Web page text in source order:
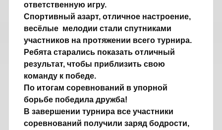
ответственную игру.
Спортивный азарт, отличное настроение,
весёлые мелодии стали спутниками
участников на протяжении всего турнира.
Ребята старались показать отличный
результат, чтобы приблизить свою
команду к победе.
По итогам соревнований в упорной
борьбе победила дружба!
В завершении турнира все участники
соревнований получили заряд бодрости,